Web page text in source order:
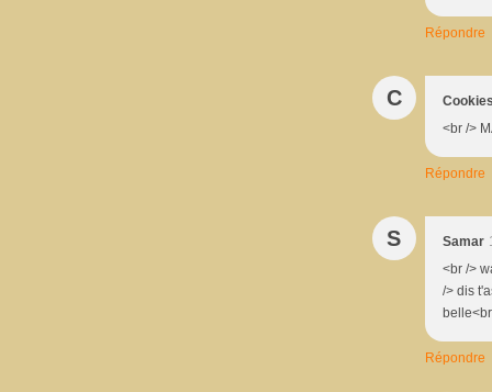
Répondre
C
<br />
Répondre
S Samar
<br />
/> dis
Répondre